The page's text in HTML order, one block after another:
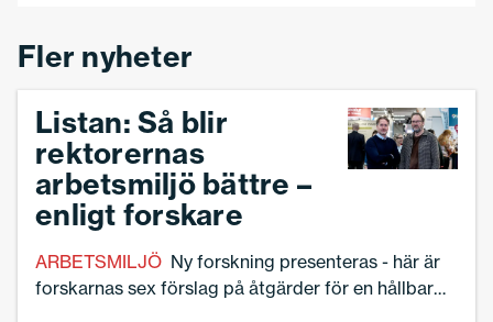
Fler nyheter
Listan: Så blir
rektorernas
arbetsmiljö bättre –
enligt forskare
ARBETSMILJÖ Ny forskning presenteras - här är
forskarnas sex förslag på åtgärder för en hållbar